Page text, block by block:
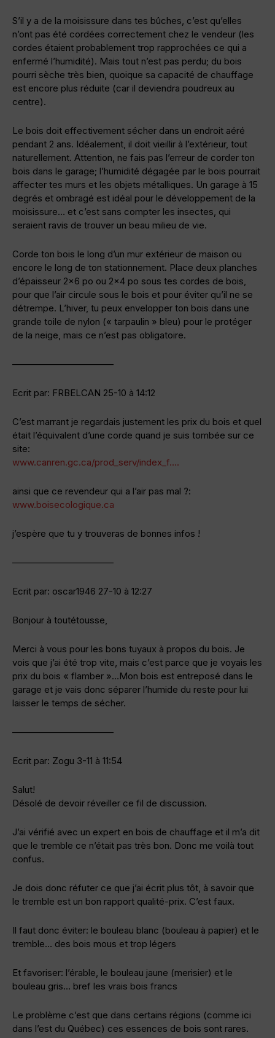
S’il y a de la moisissure dans tes bûches, c’est qu’elles
n’ont pas été cordées correctement chez le vendeur (les
cordes étaient probablement trop rapprochées ce qui a
enfermé l’humidité). Mais tout n’est pas perdu; du bois
pourri sèche très bien, quoique sa capacité de chauffage
est encore plus réduite (car il deviendra poudreux au
centre).
Le bois doit effectivement sécher dans un endroit aéré
pendant 2 ans. Idéalement, il doit vieillir à l’extérieur, tout
naturellement. Attention, ne fais pas l’erreur de corder ton
bois dans le garage; l’humidité dégagée par le bois pourrait
affecter tes murs et les objets métalliques. Un garage à 15
degrés et ombragé est idéal pour le développement de la
moisissure… et c’est sans compter les insectes, qui
seraient ravis de trouver un beau milieu de vie.
Corde ton bois le long d’un mur extérieur de maison ou
encore le long de ton stationnement. Place deux planches
d’épaisseur 2×6 po ou 2×4 po sous tes cordes de bois,
pour que l’air circule sous le bois et pour éviter qu’il ne se
détrempe. L’hiver, tu peux envelopper ton bois dans une
grande toile de nylon (« tarpaulin » bleu) pour le protéger
de la neige, mais ce n’est pas obligatoire.
———————————
Ecrit par: FRBELCAN 25-10 à 14:12
C’est marrant je regardais justement les prix du bois et quel
était l’équivalent d’une corde quand je suis tombée sur ce
site:
www.canren.gc.ca/prod_serv/index_f….
ainsi que ce revendeur qui a l’air pas mal ?:
www.boisecologique.ca
j’espère que tu y trouveras de bonnes infos !
———————————
Ecrit par: oscar1946 27-10 à 12:27
Bonjour à toutétousse,
Merci à vous pour les bons tuyaux à propos du bois. Je
vois que j’ai été trop vite, mais c’est parce que je voyais les
prix du bois « flamber »…Mon bois est entreposé dans le
garage et je vais donc séparer l’humide du reste pour lui
laisser le temps de sécher.
———————————
Ecrit par: Zogu 3-11 à 11:54
Salut!
Désolé de devoir réveiller ce fil de discussion.
J’ai vérifié avec un expert en bois de chauffage et il m’a dit
que le tremble ce n’était pas très bon. Donc me voilà tout
confus.
Je dois donc réfuter ce que j’ai écrit plus tôt, à savoir que
le tremble est un bon rapport qualité-prix. C’est faux.
Il faut donc éviter: le bouleau blanc (bouleau à papier) et le
tremble… des bois mous et trop légers
Et favoriser: l’érable, le bouleau jaune (merisier) et le
bouleau gris… bref les vrais bois francs
Le problème c’est que dans certains régions (comme ici
dans l’est du Québec) ces essences de bois sont rares.